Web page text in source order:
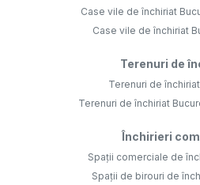
Case vile de închiriat
Case vile de închiriat
Terenuri de
Terenuri de
Terenuri de închiriat
Închirieri
Spații comerciale de
Spații de birouri de